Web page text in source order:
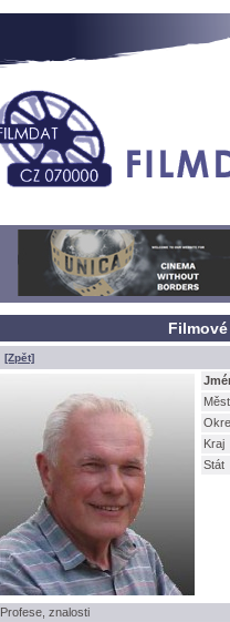
[Zpět]
Kraj
Stát
Profese, znalosti